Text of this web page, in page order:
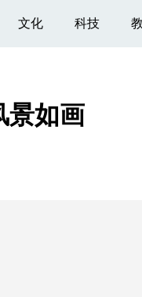
文化 科技
景如画